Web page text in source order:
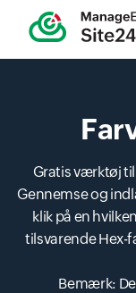
Gratis værktøj
Gennemse og
klik på en
tilsvarende Hex-
Bemærk: